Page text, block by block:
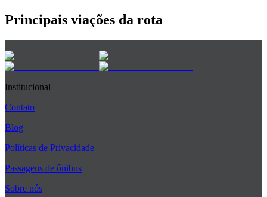
Principais viações da rota
Institucional
Contato
Blog
Políticas de Privacidade
Passagens de ônibus
Sobre nós